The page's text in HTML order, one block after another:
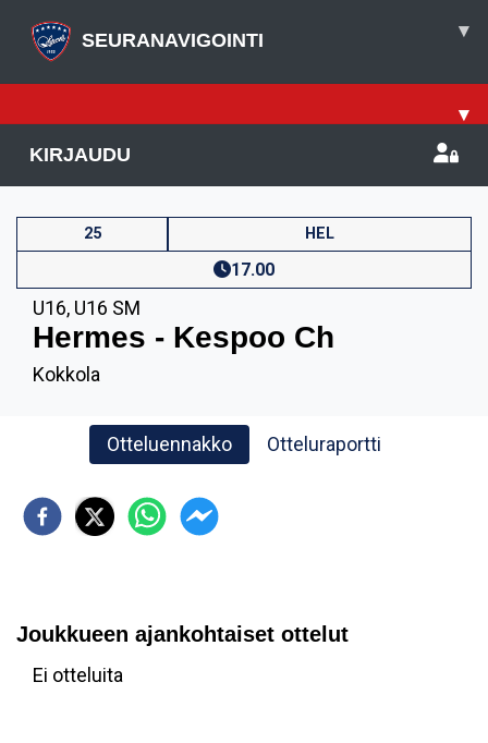
SEURANAVIGOINTI ▾
▾
KIRJAUDU
25 HEL
17.00
U16, U16 SM
Hermes - Kespoo Ch
Kokkola
Otteluennakko Otteluraportti
Joukkueen ajankohtaiset ottelut
Ei otteluita